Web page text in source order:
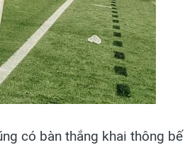
có bàn thắng khai thông bế